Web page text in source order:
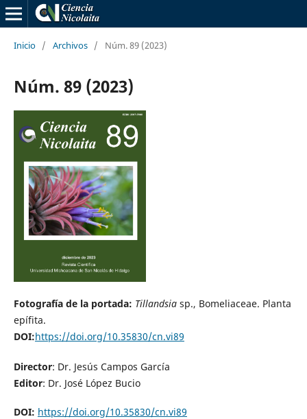
Inicio / Archivos / Núm. 89 (2023)
Núm. 89 (2023)
Fotografía de la portada: Tillandsiasp., Bomeliaceae. Planta
epífita.
DOI:https://doi.org/10.35830/cn.vi89
Director: Dr. Jesús Campos García
Editor: Dr. José López Bucio
DOI: https://doi.org/10.35830/cn.vi89